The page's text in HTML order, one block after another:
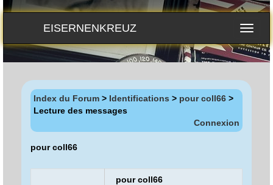
EISERNENKREUZ
Index du Forum > Identifications > pour coll66 >
Lecture des messages
Connexion
pour coll66
pour coll66